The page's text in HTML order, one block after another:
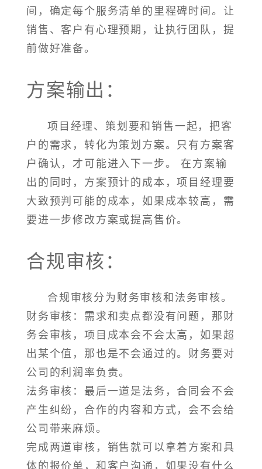
间，确定每个服务清单的里程碑时间。让
销售、客户有心理预期，让执行团队，提
前做好准备。
方案输出：
项目经理、策划要和销售一起，把客
户的需求，转化为策划方案。只有方案客
户确认，才可能进入下一步。 在方案输
出的同时，方案预计的成本，项目经理要
大致预判可能的成本，如果成本较高，需
要进一步修改方案或提高售价。
合规审核：
合规审核分为财务审核和法务审核。
财务审核：需求和卖点都没有问题，那财
务会审核，项目成本会不会太高，如果超
出某个值，那也是不会通过的。财务要对
公司的利润率负责。
法务审核：最后一道是法务，合同会不会
产生纠纷，合作的内容和方式，会不会给
公司带来麻烦。
完成两道审核，销售就可以拿着方案和具
体的报价单，和客户沟通，如果没有什么